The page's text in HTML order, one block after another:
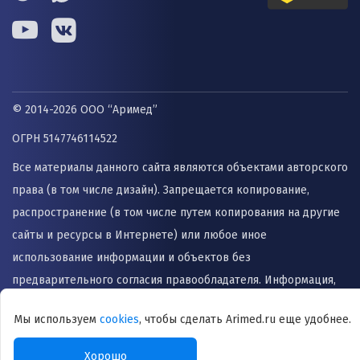
© 2014-2026 ООО “Аримед”
ОГРН 5147746114522
Все материалы данного сайта являются объектами авторского
права (в том числе дизайн). Запрещается копирование,
распространение (в том числе путем копирования на другие
сайты и ресурсы в Интернете) или любое иное
использование информации и объектов без
предварительного согласия правообладателя. Информация,
может быть использована для назначения лечения и
Мы используем cookies, чтобы сделать Arimed.ru еще удобнее.
Хорошо